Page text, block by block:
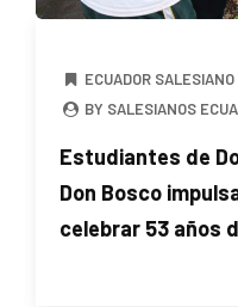
ECUADOR SALESIANO
BY SALESIANOS
Estudiantes de
Don Bosco
celebrar 53 años